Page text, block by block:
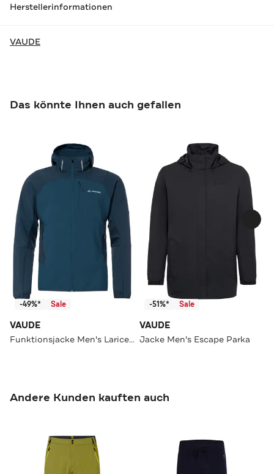
Herstellerinformationen
VAUDE
Das könnte Ihnen auch gefallen
-49%* Sale
VAUDE
Funktionsjacke Men's Larice Jacket V baltic sea
-51%* Sale
VAUDE
Jacke Men's Escape Parka
Andere Kunden kauften auch